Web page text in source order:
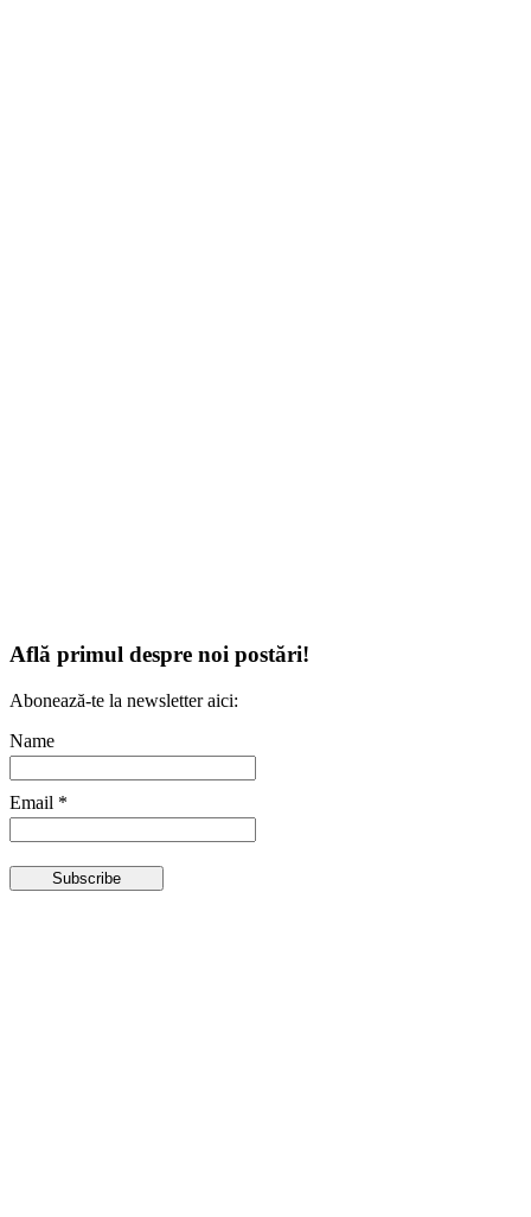
Află primul despre noi postări!
Abonează-te la newsletter aici:
Name
Email *